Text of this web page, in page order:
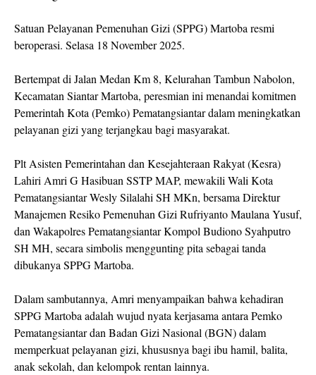
Satuan Pelayanan Pemenuhan Gizi (SPPG) Martoba resmi
beroperasi. Selasa 18 November 2025.
Bertempat di Jalan Medan Km 8, Kelurahan Tambun Nabolon,
Kecamatan Siantar Martoba, peresmian ini menandai komitmen
Pemerintah Kota (Pemko) Pematangsiantar dalam meningkatkan
pelayanan gizi yang terjangkau bagi masyarakat.
Plt Asisten Pemerintahan dan Kesejahteraan Rakyat (Kesra)
Lahiri Amri G Hasibuan SSTP MAP, mewakili Wali Kota
Pematangsiantar Wesly Silalahi SH MKn, bersama Direktur
Manajemen Resiko Pemenuhan Gizi Rufriyanto Maulana Yusuf,
dan Wakapolres Pematangsiantar Kompol Budiono Syahputro
SH MH, secara simbolis menggunting pita sebagai tanda
dibukanya SPPG Martoba.
Dalam sambutannya, Amri menyampaikan bahwa kehadiran
SPPG Martoba adalah wujud nyata kerjasama antara Pemko
Pematangsiantar dan Badan Gizi Nasional (BGN) dalam
memperkuat pelayanan gizi, khususnya bagi ibu hamil, balita,
anak sekolah, dan kelompok rentan lainnya.